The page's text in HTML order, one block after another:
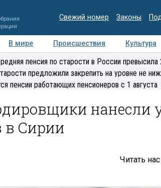
Свежий номер Законы
В мире Происшествия Культура
Медиацентр Интервью
пенсия по старости в России превысила
предложили закрепить на уровне не
пенсии работающих пенсионеров с 1 августа
нанесли
в Сирии
Читать